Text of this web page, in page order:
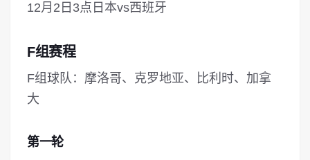
12月2日3点日本vs西班牙
F组赛程
F组球队：摩洛哥、克罗地亚、比利时、加拿
大
第一轮